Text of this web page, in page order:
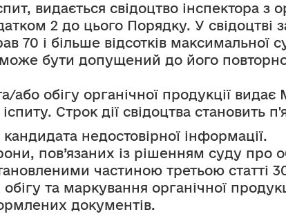
видається свідоцтво інспектора з
2 до цього Порядку. У свідоцтві
і більше відсотків максимальної
може бути допущений до його
або обігу органічної продукції
Строк дії свідоцтва становить
недостовірної інформації.
пов’язаних із рішенням суду про
частиною третьою статті
та маркування органічної
документів.